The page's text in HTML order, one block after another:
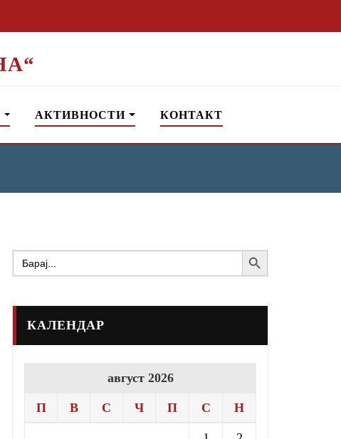
АКТИВНОСТИ КОНТАКТ
Search
for:
Search Button
КАЛЕНДАР
август 2026
П В С Ч П С Н